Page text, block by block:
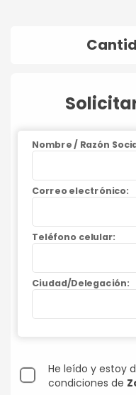
Nombre / Razón
Correo electrónico:
Teléfono celular:
Ciudad/Delegación:
He leído y estoy
condiciones de